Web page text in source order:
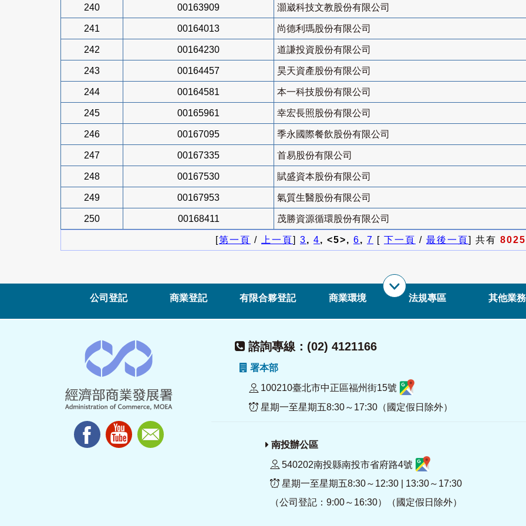
240 00163909 灝崴科技文教股份有限公司
241 00164013 尚德利瑪股份有限公司
242 00164230 道謙投資股份有限公司
243 00164457 昊天資產股份有限公司
244 00164581 本一科技股份有限公司
245 00165961 幸宏長照股份有限公司
246 00167095 季永國際餐飲股份有限公司
247 00167335 首易股份有限公司
248 00167530 賦盛資本股份有限公司
249 00167953 氣質生醫股份有限公司
250 00168411 茂勝資源循環股份有限公司
[第一頁 / 上一頁] 3, 4, <5>, 6, 7 [ 下一頁 / 最後一頁] 共有 8025
公司登記 商業登記 有限合夥登記 商業環境 法規專區 其他業務
諮詢專線：(02) 4121166
署本部
100210臺北市中正區福州街15號
星期一至星期五8:30～17:30（國定假日除外）
南投辦公區
540202南投縣南投市省府路4號
星期一至星期五8:30～12:30 | 13:30～17:30
（公司登記：9:00～16:30）（國定假日除外）